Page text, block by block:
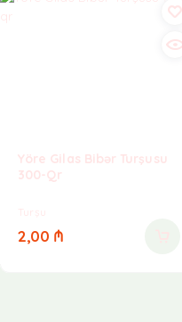
Yöre Gilas Bibər Turşusu
300-Qr
Turşu
2,00 ₼